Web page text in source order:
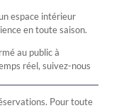
espace intérieur
en toute saison.
au public à
réel, suivez-nous
Pour toute